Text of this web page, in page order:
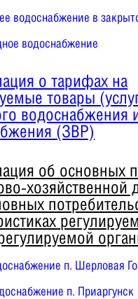
водоснабжение в
водоснабжение
о тарифах на
товары
водоснабжения
(ЗВР)
об основных
хозяйственной
п. Шерловая
п. Приаргунск